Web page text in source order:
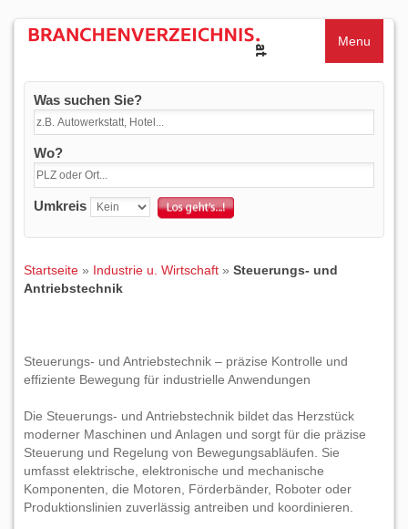
Menu
Was suchen Sie?
Wo?
Umkreis
Startseite » Industrie u. Wirtschaft » Steuerungs- und
Antriebstechnik
Steuerungs- und Antriebstechnik – präzise Kontrolle und
effiziente Bewegung für industrielle Anwendungen
Die Steuerungs- und Antriebstechnik bildet das Herzstück
moderner Maschinen und Anlagen und sorgt für die präzise
Steuerung und Regelung von Bewegungsabläufen. Sie
umfasst elektrische, elektronische und mechanische
Komponenten, die Motoren, Förderbänder, Roboter oder
Produktionslinien zuverlässig antreiben und koordinieren.